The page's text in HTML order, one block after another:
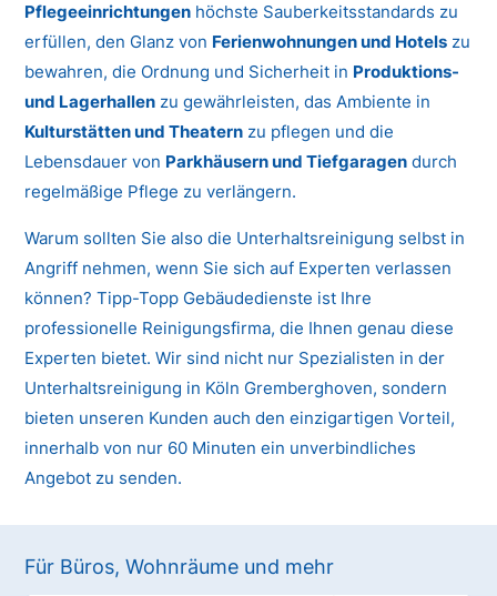
Pflegeeinrichtungen höchste Sauberkeitsstandards zu
erfüllen, den Glanz von Ferienwohnungen und Hotels zu
bewahren, die Ordnung und Sicherheit in Produktions-
und Lagerhallen zu gewährleisten, das Ambiente in
Kulturstätten und Theatern zu pflegen und die
Lebensdauer von Parkhäusern und Tiefgaragen durch
regelmäßige Pflege zu verlängern.
Warum sollten Sie also die Unterhaltsreinigung selbst in
Angriff nehmen, wenn Sie sich auf Experten verlassen
können? Tipp-Topp Gebäudedienste ist Ihre
professionelle Reinigungsfirma, die Ihnen genau diese
Experten bietet. Wir sind nicht nur Spezialisten in der
Unterhaltsreinigung in Köln Gremberghoven, sondern
bieten unseren Kunden auch den einzigartigen Vorteil,
innerhalb von nur 60 Minuten ein unverbindliches
Angebot zu senden.
Für Büros, Wohnräume und mehr